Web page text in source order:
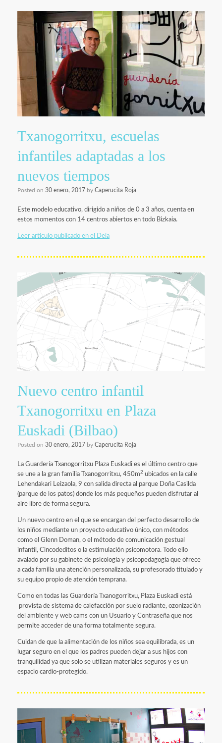
Txanogorritxu, escuelas
infantiles adaptadas a los
nuevos tiempos
Posted on 30 enero, 2017 by Caperucita Roja
Este modelo educativo, dirigido a niños de 0 a 3 años, cuenta en
estos momentos con 14 centros abiertos en todo Bizkaia.
Leer artículo publicado en el Deia
Nuevo centro infantil
Txanogorritxu en Plaza
Euskadi (Bilbao)
Posted on 30 enero, 2017 by Caperucita Roja
La Guardería Txanogorritxu Plaza Euskadi es el último centro que
se une a la gran familia Txanogorritxu, 450m2 ubicados en la calle
Lehendakari Leizaola, 9 con salida directa al parque Doña Casilda
(parque de los patos) donde los más pequeños pueden disfrutar al
aire libre de forma segura.
Un nuevo centro en el que se encargan del perfecto desarrollo de
los niños mediante un proyecto educativo único, con métodos
como el Glenn Doman, o el método de comunicación gestual
infantil, Cincodeditos o la estimulación psicomotora. Todo ello
avalado por su gabinete de psicología y psicopedagogía que ofrece
a cada familia una atención personalizada, su profesorado titulado y
su equipo propio de atención temprana.
Como en todas las Guardería Txanogorritxu, Plaza Euskadi está
provista de sistema de calefacción por suelo radiante, ozonización
del ambiente y web cams con un Usuario y Contraseña que nos
permite acceder de una forma totalmente segura.
Cuidan de que la alimentación de los niños sea equilibrada, es un
lugar seguro en el que los padres pueden dejar a sus hijos con
tranquilidad ya que solo se utilizan materiales seguros y es un
espacio cardio-protegido.